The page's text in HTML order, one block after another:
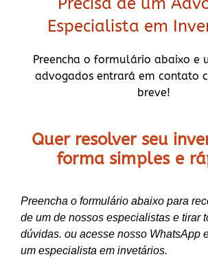
Especialista em
Preencha o formulário abaixo e
advogados entrará em contato
breve!
Quer resolver seu
forma simples e
Preencha o formulário abaixo para
de um de nossos especialistas e tirar
dúvidas. ou acesse nosso WhatsApp
um especialista em invetários.